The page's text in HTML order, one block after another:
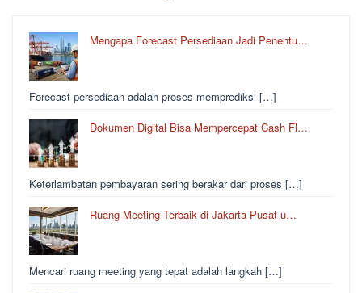
Mengapa Forecast Persediaan Jadi Penentu…
Forecast persediaan adalah proses memprediksi […]
Dokumen Digital Bisa Mempercepat Cash Fl…
Keterlambatan pembayaran sering berakar dari proses […]
Ruang Meeting Terbaik di Jakarta Pusat u…
Mencari ruang meeting yang tepat adalah langkah […]